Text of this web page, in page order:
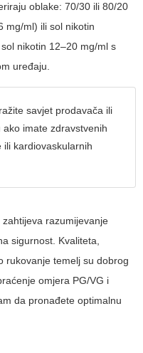
oblake: 70/30 ili 80/20
mg/ml) ili sol nikotin
nikotin 12–20 mg/ml s
uređaju.
savjet prodavača ili
imate zdravstvenih
kardiovaskularnih
zahtijeva razumijevanje
sigurnost. Kvaliteta,
rukovanje temelj su dobrog
omjera PG/VG i
da pronađete optimalnu